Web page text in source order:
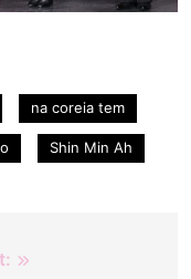
na coreia tem
Shin Min Ah